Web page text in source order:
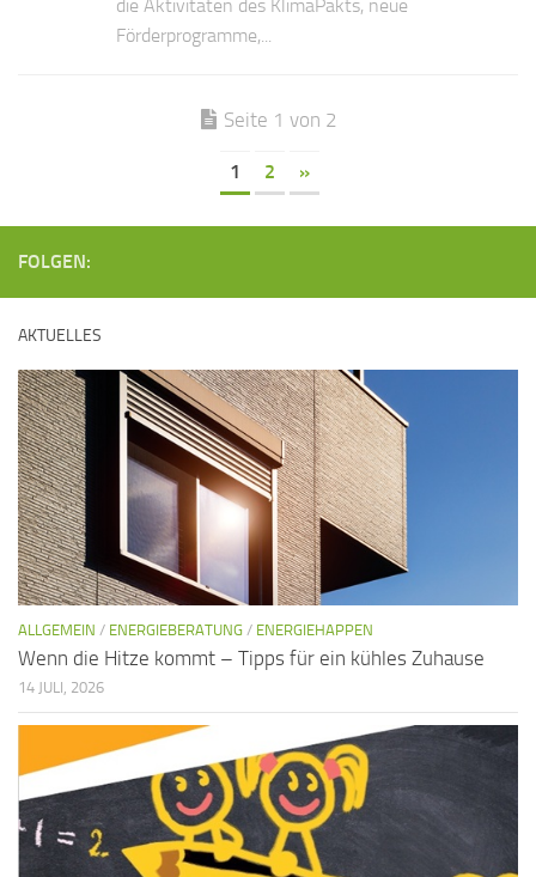
die Aktivitäten des KlimaPakts, neue
Förderprogramme,...
Seite 1 von 2
1 2 »
FOLGEN:
AKTUELLES
ALLGEMEIN / ENERGIEBERATUNG / ENERGIEHAPPEN
Wenn die Hitze kommt – Tipps für ein kühles Zuhause
14 JULI, 2026